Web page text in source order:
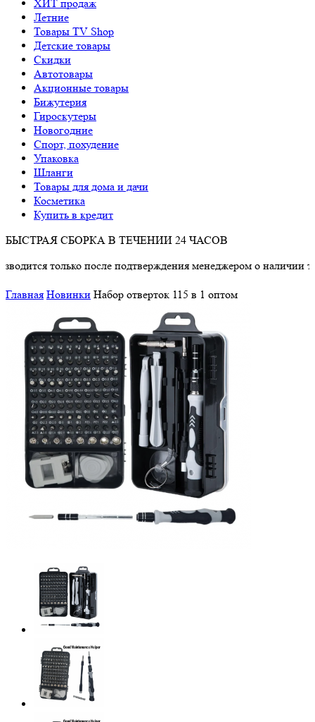
ХИТ продаж
Летние
Товары TV Shop
Детские товары
Cкидки
Автотовары
Акционные товары
Бижутерия
Гироскутеры
Новогодние
Спорт, похудение
Упаковка
Шланги
Товары для дома и дачи
Косметика
Купить в кредит
БЫСТРАЯ СБОРКА В ТЕЧЕНИИ 24 ЧАСОВ
после подтверждения менеджером о наличии товара.
Главная Новинки Набор отверток 115 в 1 оптом